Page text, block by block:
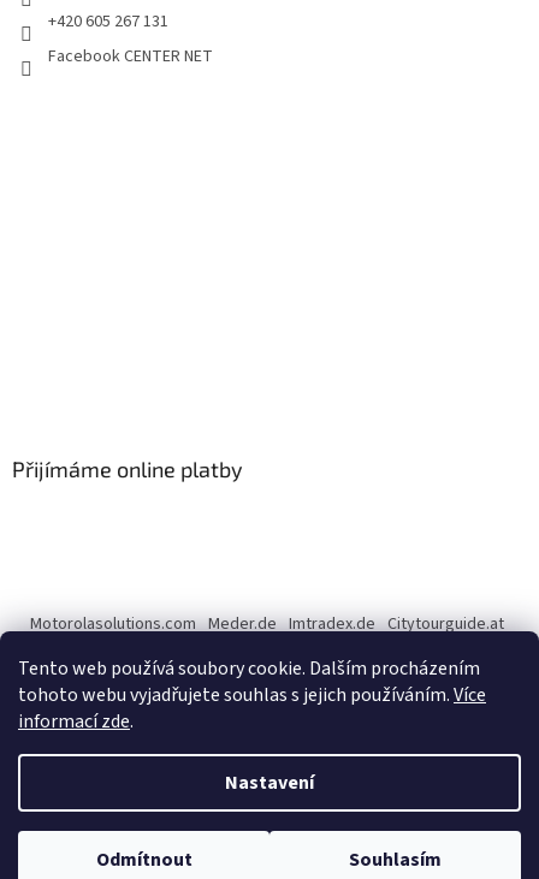
Tento web používá soubory cookie. Dalším procházením
tohoto webu vyjadřujete souhlas s jejich používáním.Více
informací zde.
Nastavení
Odmítnout Souhlasím
+420 605 267 131
Facebook CENTER NET
Přijímáme online platby
Motorolasolutions.com Meder.de Imtradex.de Citytourguide.at
Copyright 2026CENTERNET.cz. Všechna práva vyhrazena.Upravit